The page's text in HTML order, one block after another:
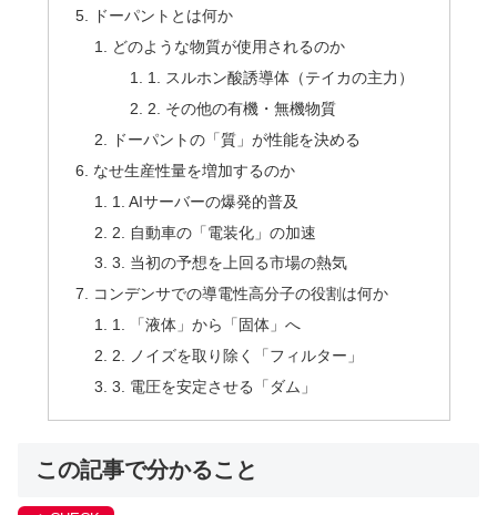
ドーパントとは何か
どのような物質が使用されるのか
1. スルホン酸誘導体（テイカの主力）
2. その他の有機・無機物質
ドーパントの「質」が性能を決める
なせ生産性量を増加するのか
1. AIサーバーの爆発的普及
2. 自動車の「電装化」の加速
3. 当初の予想を上回る市場の熱気
コンデンサでの導電性高分子の役割は何か
1. 「液体」から「固体」へ
2. ノイズを取り除く「フィルター」
3. 電圧を安定させる「ダム」
この記事で分かること